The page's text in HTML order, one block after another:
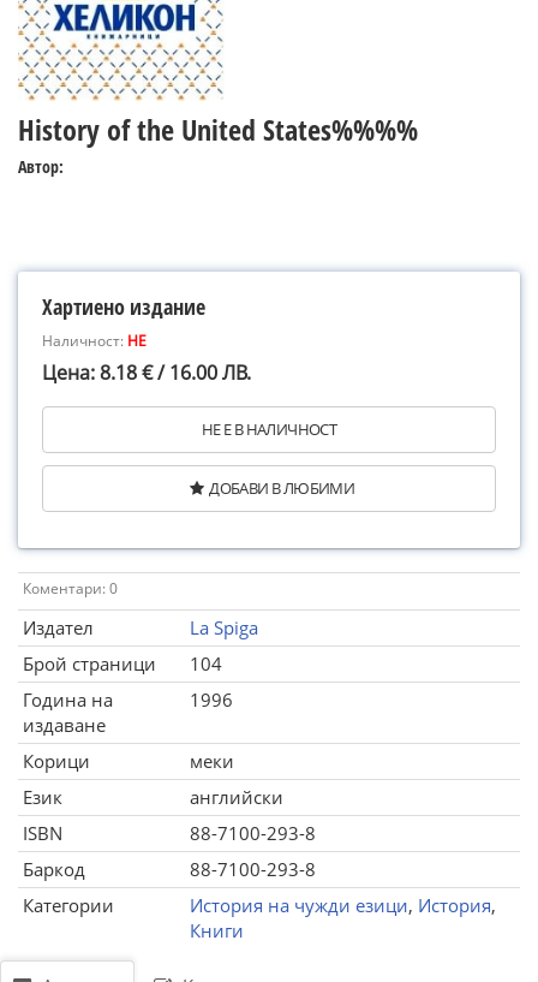
History of the United States%%%%
Автор:
Хартиено издание
Наличност: НЕ
Цена: 8.18 € / 16.00 ЛВ.
НЕ Е В НАЛИЧНОСТ
ДОБАВИ В ЛЮБИМИ
Коментари: 0
Издател
La Spiga
Брой страници
104
Година на
издаване
1996
Корици
меки
Език
английски
ISBN
88-7100-293-8
Баркод
88-7100-293-8
Категории
История на чужди езици, История,
Книги